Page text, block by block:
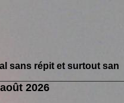
sans pluie
2026